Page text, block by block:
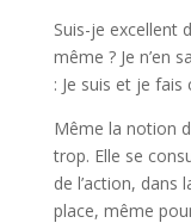
Suis-je excellent
même ? Je n’en
: Je suis et je fais
Même la notion
trop. Elle se
de l’action, dans
place, même